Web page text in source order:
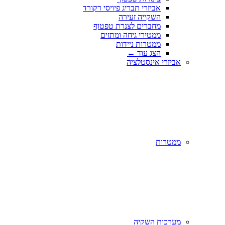
אביזרי תבריג פיויסי רקורד
השקייה זעירה
מחברים לצנרת טפטוף
ממטירי גיחה ומתזים
ממטרות ניידות
הצג עוד ←
אביזרי אינסטלציה
ממטרות
מערכות השקיה